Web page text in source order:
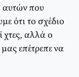
αυτών που
ότι το σχέδιο
χτες, αλλά ο
επέτρεπε να